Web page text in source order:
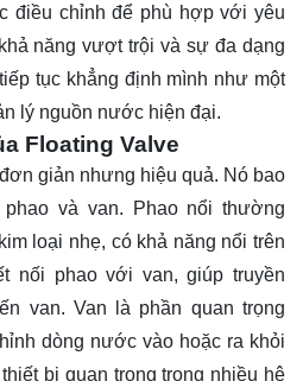
điều chỉnh để phù hợp với yêu
năng vượt trội và sự đa dạng
tục khẳng định mình như một
lý nguồn nước hiện đại.
Floating Valve
giản nhưng hiệu quả. Nó bao
và van. Phao nổi thường
loại nhẹ, có khả năng nổi trên
nối phao với van, giúp truyền
van. Van là phần quan trọng
dòng nước vào hoặc ra khỏi
bị quan trọng trong nhiều hệ